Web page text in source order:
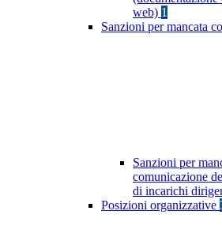
web) 1
Sanzioni per mancata
Sanzioni per
comunicazione
di incarichi
Posizioni organizzative